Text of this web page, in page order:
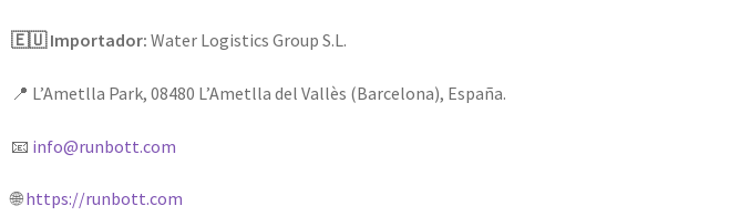
🇪🇺 Importador: Water Logistics Group S.L.
📍 L’Ametlla Park, 08480 L’Ametlla del Vallès (Barcelona), España.
📧 info@runbott.com
🌐https://runbott.com